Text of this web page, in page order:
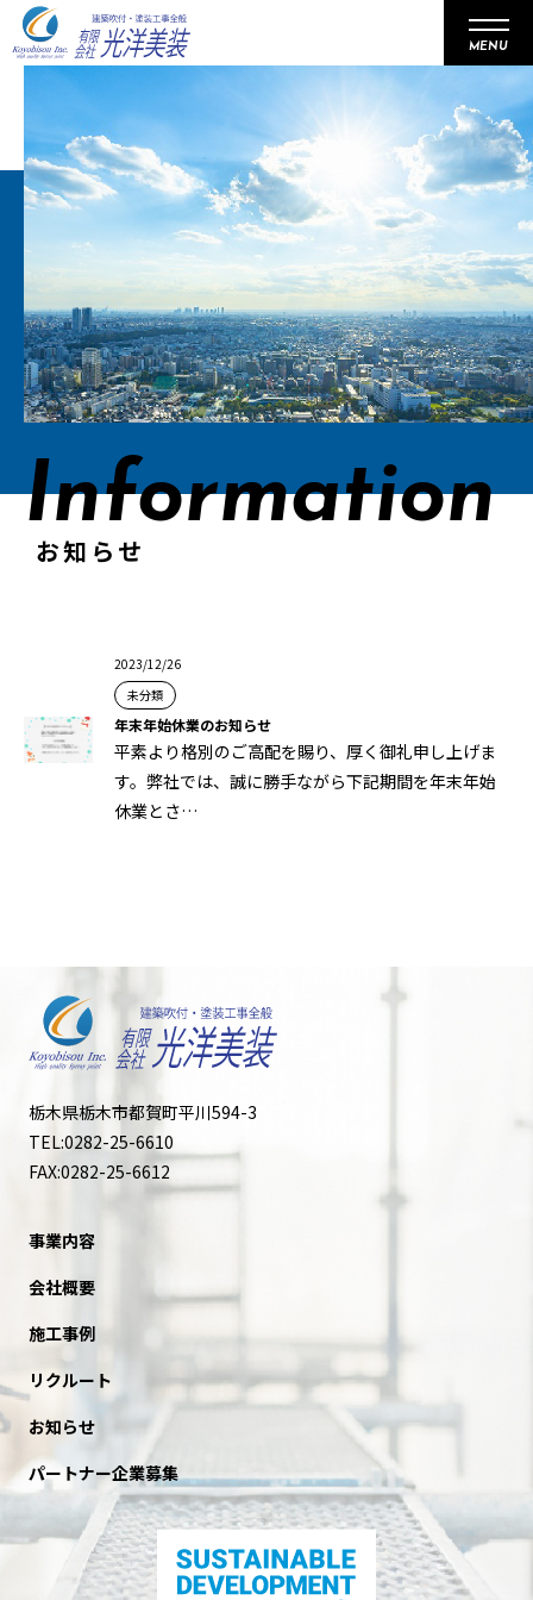
事業内容
会社概要
施工事例
リクルート
お知らせ
パートナー企業募集
MENU
Information
お知らせ
2023/12/26
未分類
年末年始休業のお知らせ
平素より格別のご高配を賜り、厚く御礼申し上げま
す。弊社では、誠に勝手ながら下記期間を年末年始
休業とさ…
栃木県栃木市都賀町平川594-3
TEL:0282-25-6610
FAX:0282-25-6612
事業内容
会社概要
施工事例
リクルート
お知らせ
パートナー企業募集